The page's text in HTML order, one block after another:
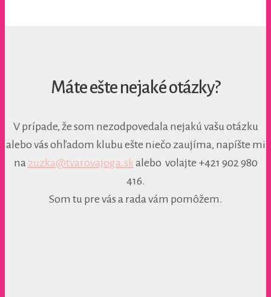
Máte ešte nejaké otázky?
V prípade, že som nezodpovedala nejakú vašu otázku
alebo vás ohľadom klubu ešte niečo zaujíma, napíšte mi
na zuzka@tvarovajoga.skalebo volajte +421 902 980
416.
Som tu pre vás a rada vám pomôžem.